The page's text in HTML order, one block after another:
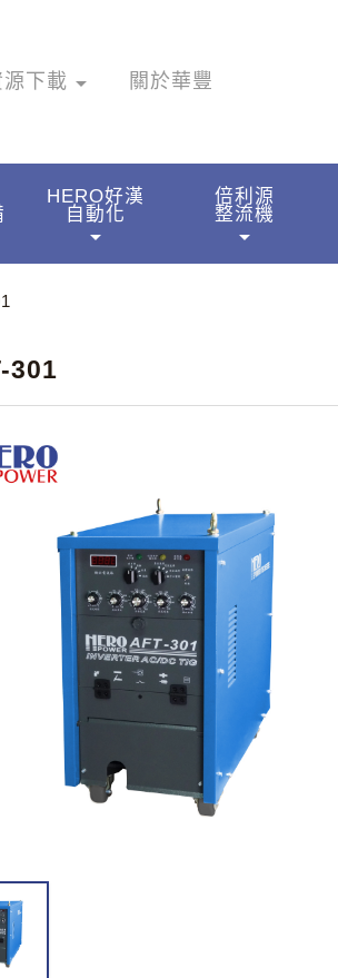
源下載 arrow_drop_down 關於華豐
HERO好漢
自動化
arrow_drop_down
倍利源
整流機
arrow_drop_down
301